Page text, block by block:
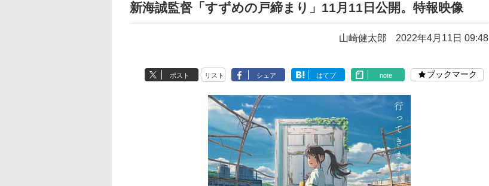
新海誠監督「すずめの戸締まり」11月11日公開。特報映像
山崎健太郎 2022年4月11日 09:48
ポスト リスト シェア はてブ note ブックマーク